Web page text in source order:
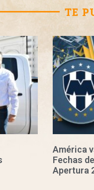
TE
América
Fechas
Apertura